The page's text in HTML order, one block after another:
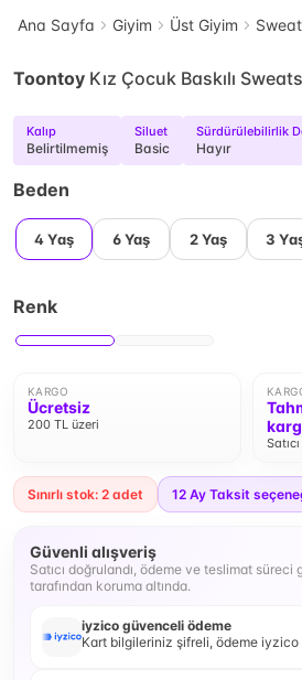
Ana Sayfa Giyim Üst Giyim
Toontoy Kız Çocuk Baskılı
Kalıp
Belirtilmemiş
Siluet
Basic
Sürdürülebilirlik
Hayır
Beden
4 Yaş 6 Yaş 2 Yaş 3
Renk
KARGO
Ücretsiz
200 TL üzeri
Sınırlı stok: 2 adet 12 Ay Taksit
Güvenli alışveriş
Satıcı doğrulandı, ödeme ve teslimat
tarafından koruma altında.
iyzico güvenceli ödeme
Kart bilgileriniz şifreli, ödeme iyzico